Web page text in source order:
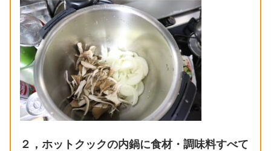
２，ホットクックの内鍋に食材・調味料すべて